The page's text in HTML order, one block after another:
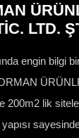
LTD.
engin bilgi
200m2 lik